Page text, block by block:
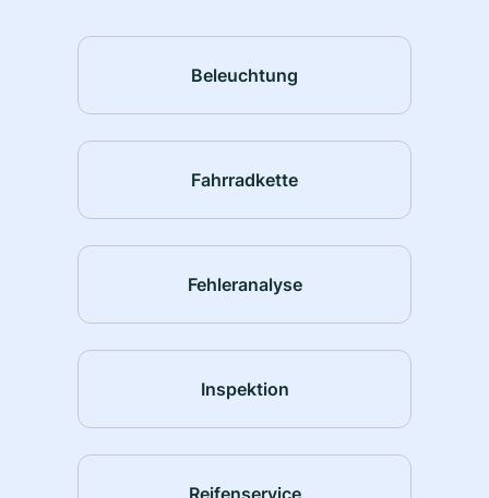
Beleuchtung
Fahrradkette
Fehleranalyse
Inspektion
Reifenservice